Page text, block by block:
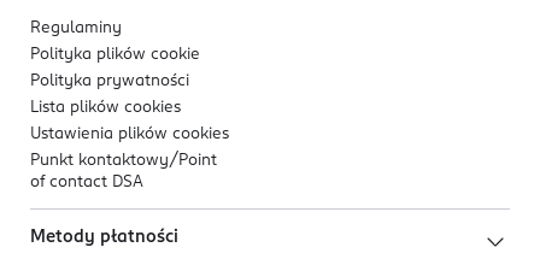
Regulaminy
Polityka plików cookie
Polityka prywatności
Lista plików cookies
Ustawienia plików cookies
Punkt kontaktowy/ Point
of contact DSA
Metody płatności